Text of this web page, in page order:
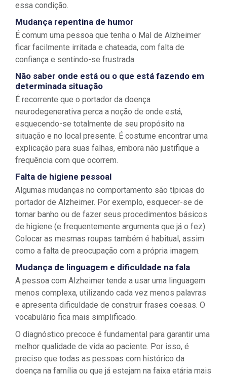
essa condição.
Mudança repentina de humor
É comum uma pessoa que tenha o Mal de Alzheimer
ficar facilmente irritada e chateada, com falta de
confiança e sentindo-se frustrada.
Não saber onde está ou o que está fazendo em
determinada situação
É recorrente que o portador da doença
neurodegenerativa perca a noção de onde está,
esquecendo-se totalmente de seu propósito na
situação e no local presente. É costume encontrar uma
explicação para suas falhas, embora não justifique a
frequência com que ocorrem.
Falta de higiene pessoal
Algumas mudanças no comportamento são típicas do
portador de Alzheimer. Por exemplo, esquecer-se de
tomar banho ou de fazer seus procedimentos básicos
de higiene (e frequentemente argumenta que já o fez).
Colocar as mesmas roupas também é habitual, assim
como a falta de preocupação com a própria imagem.
Mudança de linguagem e dificuldade na fala
A pessoa com Alzheimer tende a usar uma linguagem
menos complexa, utilizando cada vez menos palavras
e apresenta dificuldade de construir frases coesas. O
vocabulário fica mais simplificado.
O diagnóstico precoce é fundamental para garantir uma
melhor qualidade de vida ao paciente. Por isso, é
preciso que todas as pessoas com histórico da
doença na família ou que já estejam na faixa etária mais